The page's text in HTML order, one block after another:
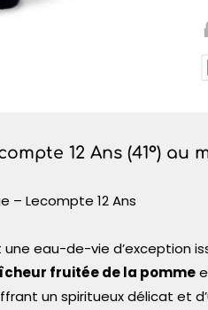
12 Ans (41°) au
– Lecompte 12 Ans
une eau-de-vie d’exception
fruitée de la pomme
un spiritueux délicat et